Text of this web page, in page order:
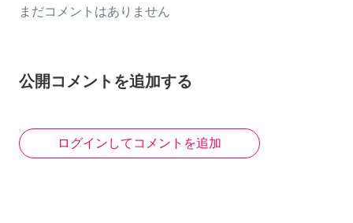
まだコメントはありません
公開コメントを追加する
ログインしてコメントを追加